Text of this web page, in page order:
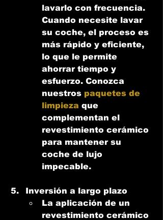
lavarlo con frecuencia.
Cuando necesite lavar
su coche, el proceso es
más rápido y eficiente,
lo que le permite
ahorrar tiempo y
esfuerzo. Conozca
nuestros paquetes de
limpieza que
complementan el
revestimiento cerámico
para mantener su
coche de lujo
impecable.
Inversión a largo plazo
La aplicación de un
revestimiento cerámico